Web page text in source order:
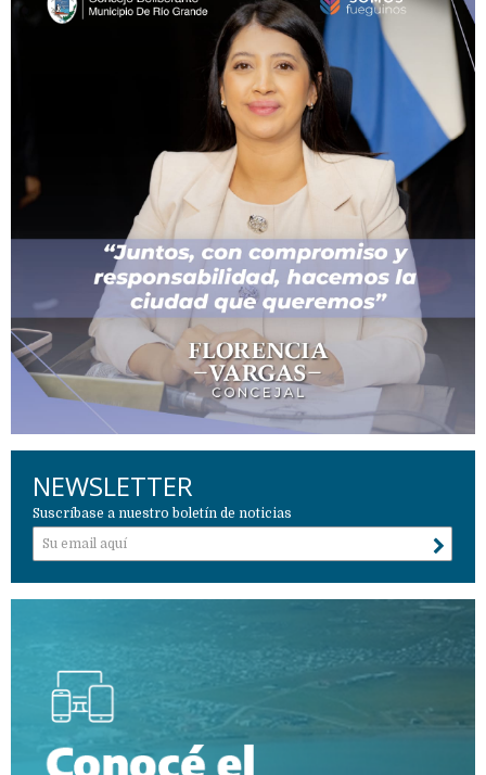
NEWSLETTER
Suscríbase a nuestro boletín de noticias